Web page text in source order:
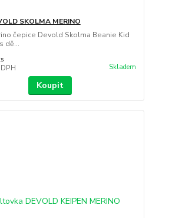
SKOLMA MERINO
čepice Devold Skolma Beanie Kid
dě...
Skladem
Koupit